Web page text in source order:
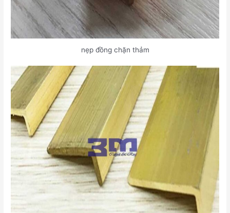
nẹp đồng chặn thảm